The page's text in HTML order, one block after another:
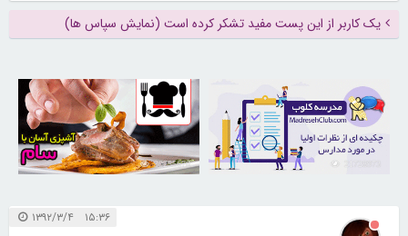
یک کاربر از این پست مفید تشکر کرده است (نمایش سپاس ها)
30255678
۱۵:۳۶ ۱۳۹۲/۳/۴